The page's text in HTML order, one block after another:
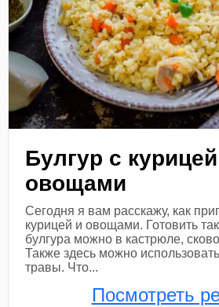
Булгур с
овощами
Сегодня я вам расскажу, как
курицей и овощами. Готовить
булгура можно в кастрюле,
Также здесь можно
травы. Что...
Посмотреть